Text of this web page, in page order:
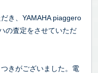
き、YAMAHA piaggero
の査定をさせていただ
きがございました。電